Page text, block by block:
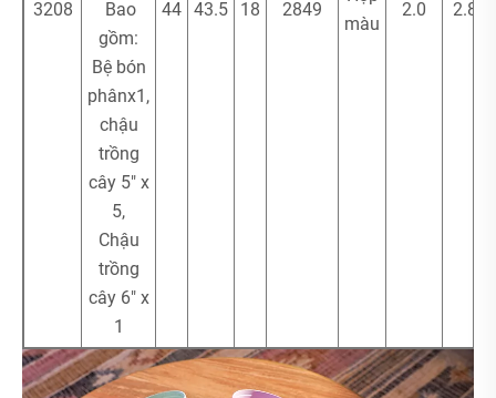
3208
Bao
gồm:
Bệ bón
phânx1,
chậu
trồng
cây 5" x
5,
Chậu
trồng
cây 6" x
1
44 43.5 18 2849
màu
2.0 2.80